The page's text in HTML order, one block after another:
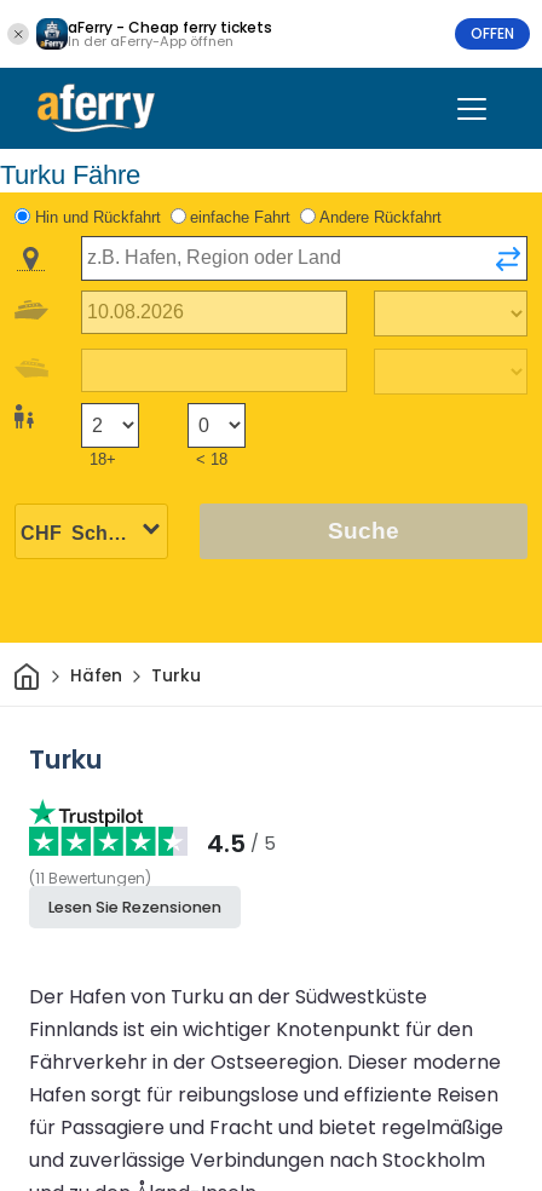
aFerry - Cheap ferry tickets
In der aFerry-App öffnen OFFEN
Turku Fähre
Hin und Rückfahrt einfache Fahrt Andere Rückfahrt
18+ < 18
Suche
HeimHäfen Turku
Turku
4.5 / 5
(11 Bewertungen)
Lesen Sie Rezensionen
Der Hafen von Turku an der Südwestküste
Finnlands ist ein wichtiger Knotenpunkt für den
Fährverkehr in der Ostseeregion. Dieser moderne
Hafen sorgt für reibungslose und effiziente Reisen
für Passagiere und Fracht und bietet regelmäßige
und zuverlässige Verbindungen nach Stockholm